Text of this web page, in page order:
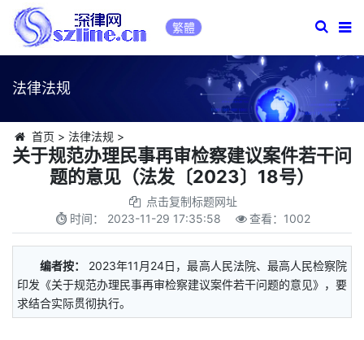
繁體
法律法规
首页 > 法律法规 >
关于规范办理民事再审检察建议案件若干问
题的意见（法发〔2023〕18号）
点击复制标题网址
时间： 2023-11-29 17:35:58 查看： 1002
编者按：
2023年11月24日，最高人民法院、最高人民检察院
印发《关于规范办理民事再审检察建议案件若干问题的意见》，要
求结合实际贯彻执行。